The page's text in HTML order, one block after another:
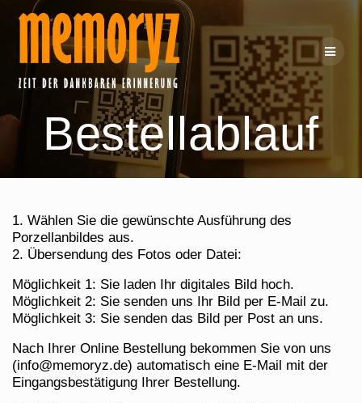
Skip
content
Bestellablauf
1. Wählen Sie die gewünschte Ausführung des
Porzellanbildes aus.
2. Übersendung des Fotos oder Datei:
Möglichkeit 1: Sie laden Ihr digitales Bild hoch.
Möglichkeit 2: Sie senden uns Ihr Bild per E-Mail zu.
Möglichkeit 3: Sie senden das Bild per Post an uns.
Nach Ihrer Online Bestellung bekommen Sie von uns
(info@memoryz.de) automatisch eine E-Mail mit der
Eingangsbestätigung Ihrer Bestellung.